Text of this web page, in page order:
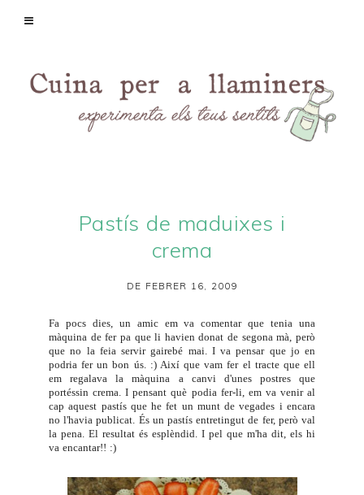
Pastís de maduixes i
crema
DE FEBRER 16, 2009
Fa pocs dies, un amic em va comentar que tenia una
màquina de fer pa que li havien donat de segona mà, però
que no la feia servir gairebé mai. I va pensar que jo en
podria fer un bon ús. :) Així que vam fer el tracte que ell
em regalava la màquina a canvi d'unes postres que
portéssin crema. I pensant què podia fer-li, em va venir al
cap aquest pastís que he fet un munt de vegades i encara
no l'havia publicat. És un pastís entretingut de fer, però val
la pena. El resultat és esplèndid. I pel que m'ha dit, els hi
va encantar!! :)